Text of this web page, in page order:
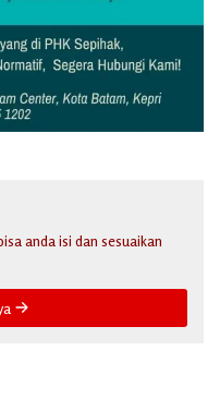
anda isi dan sesuaikan